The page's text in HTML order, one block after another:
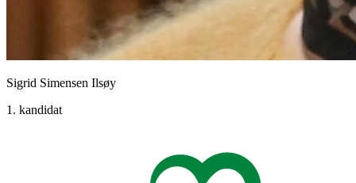
Sigrid Simensen Ilsøy
1. kandidat